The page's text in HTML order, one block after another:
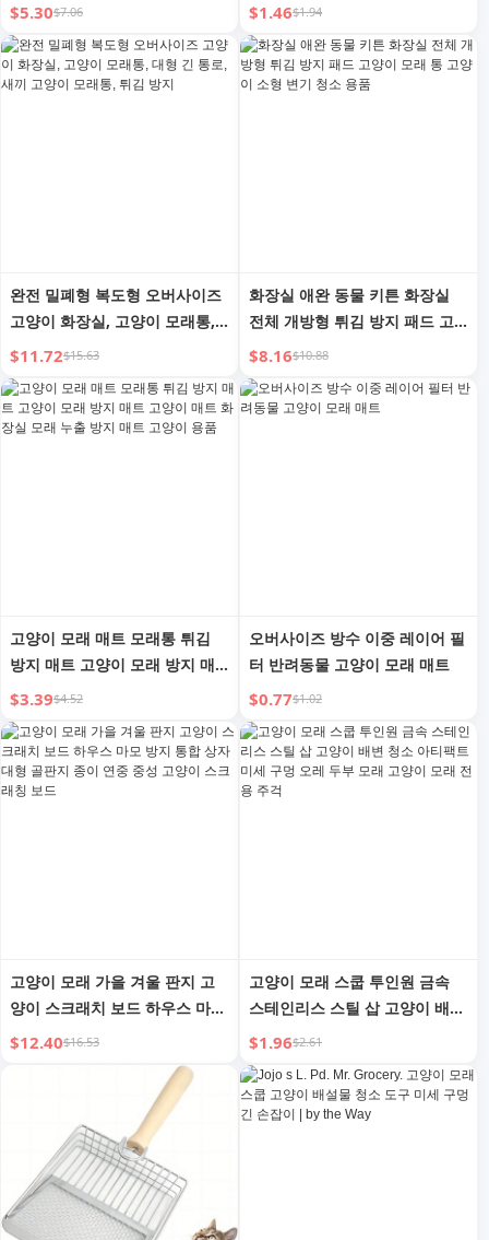
형 사계절 중립 오버사이즈 볼
포함
$5.30$7.06
쓰레기 자루 핸디 가젯
$1.46$1.94
완전 밀폐형 복도형 오버사이즈
고양이 화장실, 고양이 모래통,
대형 긴 통로, 새끼 고양이 모래
통, 튀김 방지
$11.72$15.63
화장실 애완 동물 키튼 화장실
전체 개방형 튀김 방지 패드 고
양이 모래 통 고양이 소형 변기
청소 용품
$8.16$10.88
고양이 모래 매트 모래통 튀김
방지 매트 고양이 모래 방지 매
트 고양이 매트 화장실 모래 누
출 방지 매트 고양이 용품
$3.39$4.52
오버사이즈 방수 이중 레이어 필
터 반려동물 고양이 모래 매트
$0.77$1.02
고양이 모래 가을 겨울 판지 고
양이 스크래치 보드 하우스 마모
방지 통합 상자 대형 골판지 종
이 연중 중성 고양이 스크래칭
$12.40$16.53
고양이 모래 스쿱 투인원 금속
스테인리스 스틸 삽 고양이 배변
청소 아티팩트 미세 구멍 오레
두부 모래 고양이 모래 전용 주
걱
$1.96$2.61